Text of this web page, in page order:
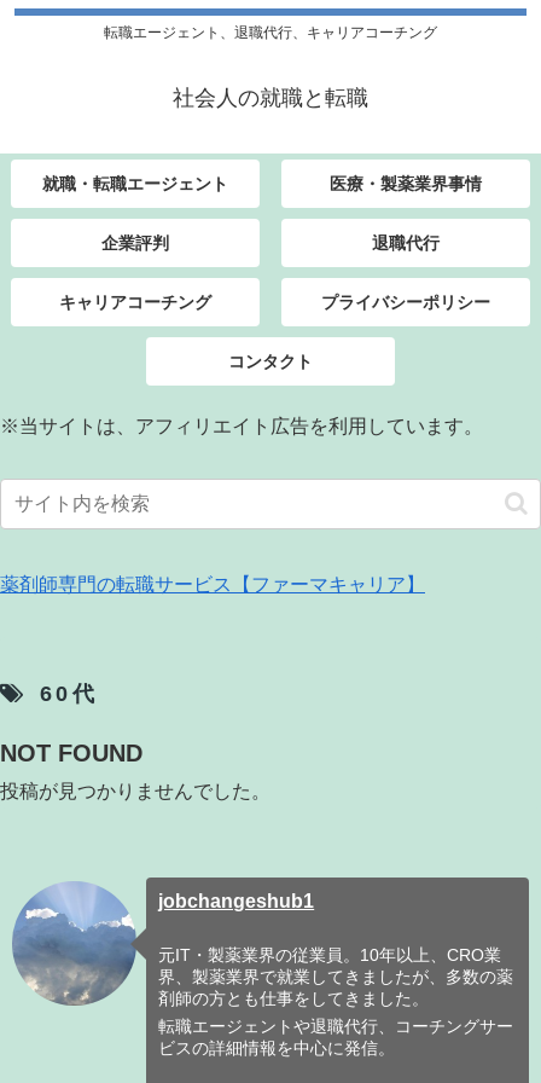
転職エージェント、退職代行、キャリアコーチング
社会人の就職と転職
就職・転職エージェント 医療・製薬業界事情
企業評判 退職代行
キャリアコーチング プライバシーポリシー
コンタクト
※当サイトは、アフィリエイト広告を利用しています。
薬剤師専門の転職サービス【ファーマキャリア】
60代
NOT FOUND
投稿が見つかりませんでした。
jobchangeshub1
元IT・製薬業界の従業員。10年以上、CRO業
界、製薬業界で就業してきましたが、多数の薬
剤師の方とも仕事をしてきました。
転職エージェントや退職代行、コーチングサー
ビスの詳細情報を中心に発信。